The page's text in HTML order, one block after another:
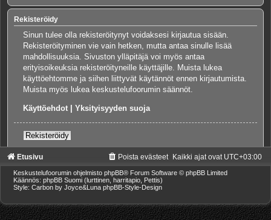
Rekisteröidy
Sinun tulee olla rekisteröitynyt voidaksesi kirjautua sisään.
Rekisteröityminen vie vain hetken, mutta antaa sinulle lisää
mahdollisuuksia. Sivuston ylläpitäjä voi myös antaa
erityisoikeuksia rekisteröityneille käyttäjille. Muista lukea
käyttöehtomme ja siihen liittyvät käytännöt ennen kirjautumista.
Muista myös lukea keskustelufoorumin säännöt.
Käyttöehdot| Yksityisyyden suoja
Rekisteröidy
Etusivu Kaikki ajat ovat UTC+03:00
Poista evästeet
Keskustelufoorumin ohjelmisto phpBB® Forum Software © phpBB Limited
Käännös: phpBB Suomi (lurttinen, harritapio, Pettis)
Style: Carbon by Joyce&Luna phpBB-Style-Design